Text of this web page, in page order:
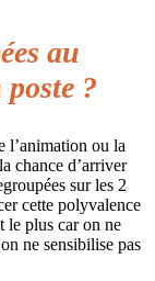
au
?
l’animation ou la
chance d’arriver
sur les 2
cette polyvalence
le plus car on ne
ne sensibilise pas